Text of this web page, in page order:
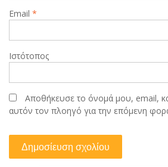
Email *
Ιστότοπος
Αποθήκευσε το όνομά μου, email,
αυτόν τον πλοηγό για την επόμενη